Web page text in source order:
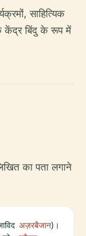
साहित्यिक
केंद्र बिंदु के रूप में
का पता लगाने
अज़रबैजान)।